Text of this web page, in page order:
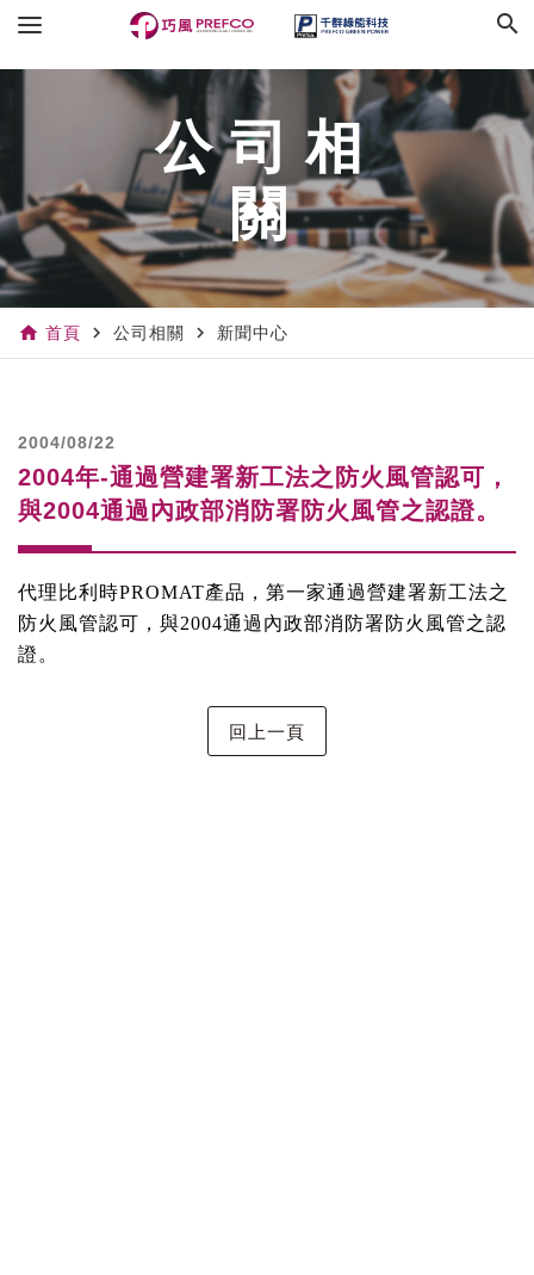
search
公司相
關
home 首頁 navigate_next 公司相關 navigate_next 新聞中心
2004/08/22
2004年-通過營建署新工法之防火風管認可，
與2004通過內政部消防署防火風管之認證。
代理比利時PROMAT產品，第一家通過營建署新工法之
防火風管認可，與2004通過內政部消防署防火風管之認
證。